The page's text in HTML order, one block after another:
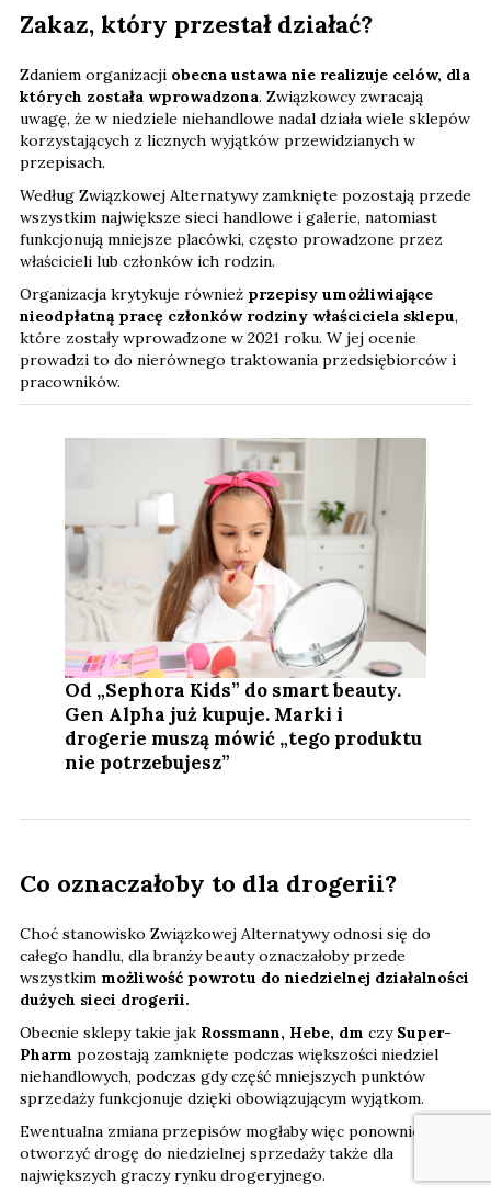
Zakaz, który przestał działać?
Zdaniem organizacji obecna ustawa nie realizuje celów, dla
których została wprowadzona. Związkowcy zwracają
uwagę, że w niedziele niehandlowe nadal działa wiele sklepów
korzystających z licznych wyjątków przewidzianych w
przepisach.
Według Związkowej Alternatywy zamknięte pozostają przede
wszystkim największe sieci handlowe i galerie, natomiast
funkcjonują mniejsze placówki, często prowadzone przez
właścicieli lub członków ich rodzin.
Organizacja krytykuje również przepisy umożliwiające
nieodpłatną pracę członków rodziny właściciela sklepu,
które zostały wprowadzone w 2021 roku. W jej ocenie
prowadzi to do nierównego traktowania przedsiębiorców i
pracowników.
Od „Sephora Kids” do smart beauty.
Gen Alpha już kupuje. Marki i
drogerie muszą mówić „tego produktu
nie potrzebujesz”
Co oznaczałoby to dla drogerii?
Choć stanowisko Związkowej Alternatywy odnosi się do
całego handlu, dla branży beauty oznaczałoby przede
wszystkim możliwość powrotu do niedzielnej działalności
dużych sieci drogerii.
Obecnie sklepy takie jak Rossmann, Hebe, dm czy Super-
Pharm pozostają zamknięte podczas większości niedziel
niehandlowych, podczas gdy część mniejszych punktów
sprzedaży funkcjonuje dzięki obowiązującym wyjątkom.
Ewentualna zmiana przepisów mogłaby więc ponownie
otworzyć drogę do niedzielnej sprzedaży także dla
największych graczy rynku drogeryjnego.